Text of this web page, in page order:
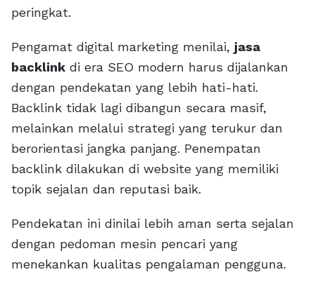
peringkat.
Pengamat digital marketing menilai, jasa
backlink di era SEO modern harus dijalankan
dengan pendekatan yang lebih hati-hati.
Backlink tidak lagi dibangun secara masif,
melainkan melalui strategi yang terukur dan
berorientasi jangka panjang. Penempatan
backlink dilakukan di website yang memiliki
topik sejalan dan reputasi baik.
Pendekatan ini dinilai lebih aman serta sejalan
dengan pedoman mesin pencari yang
menekankan kualitas pengalaman pengguna.